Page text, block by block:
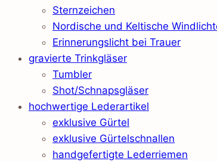
Sternzeichen
Nordische und Keltische
Erinnerungslicht bei Trauer
gravierte Trinkgläser
Tumbler
Shot/Schnapsgläser
hochwertige Lederartikel
exklusive Gürtel
exklusive Gürtelschnallen
handgefertigte Lederriemen